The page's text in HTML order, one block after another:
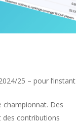
25 – pour l’instant
championnat. Des
des contributions